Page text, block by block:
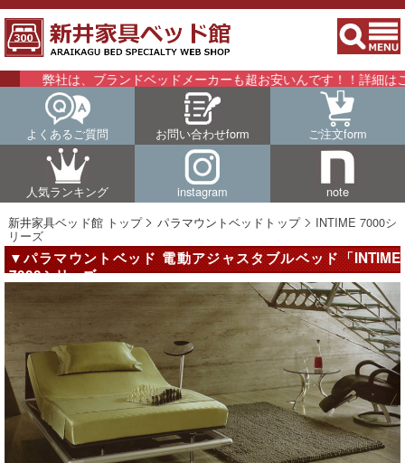
は、ブランドベッドメーカーも超お安いんです！！詳細はこちらを
よくあるご質問 お問い合わせform ご注文form
人気ランキング instagram
note
新井家具ベッド館 トップ
パラマウントベッドトップ INTIME 7000シ
リーズ
▼パラマウントベッド 電動アジャスタブルベッド「INTIME
7000シリーズ」